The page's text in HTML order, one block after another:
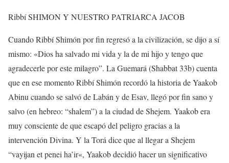
Ribbí SHIMON Y NUESTRO PATRIARCA JACOB
Cuando Ribbí Shimón por fin regresó a la civilización, se dijo a sí
mismo: «Dios ha salvado mi vida y la de mi hijo y tengo que
agradecerle por este milagro”. La Guemará (Shabbat 33b) cuenta
que en ese momento Ribbí Shimón recordó la historia de Yaakob
Abinu cuando se salvó de Labán y de Esav, llegó por fin sano y
salvo (en hebreo: “shalem”) a la ciudad de Shejem. Yaakob era
muy consciente de que escapó del peligro gracias a la
intervención Divina. Y la Torá dice que al llegar a Shejem
“vayijan et penei ha’ir«, Yaakob decidió hacer un significativo